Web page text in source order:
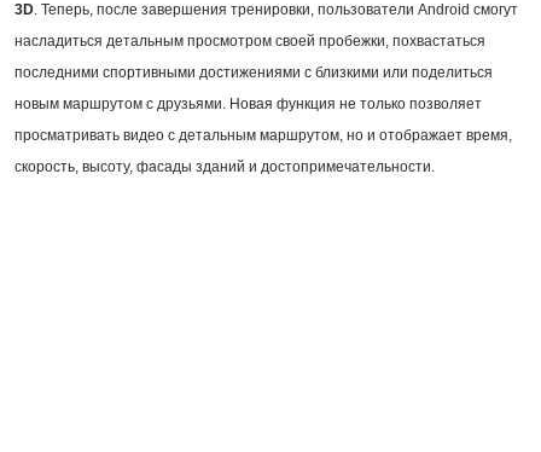
3D. Теперь, после завершения тренировки, пользователи Android смогут
насладиться детальным просмотром своей пробежки, похвастаться
последними спортивными достижениями с близкими или поделиться
новым маршрутом с друзьями. Новая функция не только позволяет
просматривать видео с детальным маршрутом, но и отображает время,
скорость, высоту, фасады зданий и достопримечательности.